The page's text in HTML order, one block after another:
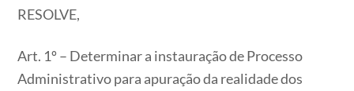
RESOLVE,
Art. 1º – Determinar a instauração de Processo
Administrativo para apuração da realidade dos